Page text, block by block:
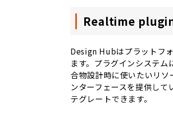
Realtime plugin
Design Hubはプラットフ
ます。プラグインシステ
合物設計時に使いたいリソ
ンターフェースを提供し
テグレートできます。